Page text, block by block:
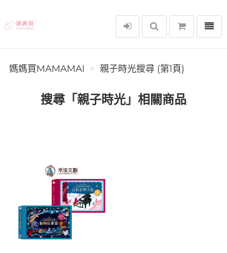
媽媽買MAMAMAI
選單
媽媽買MAMAMAI 親子時光搜尋 (第1頁)
搜尋「親子時光」相關商品